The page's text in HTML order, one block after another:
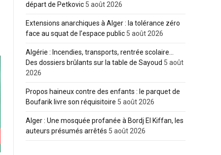
départ de Petkovic 5 août 2026
Extensions anarchiques à Alger : la tolérance zéro
face au squat de l’espace public 5 août 2026
Algérie : Incendies, transports, rentrée scolaire…
Des dossiers brûlants sur la table de Sayoud 5 août
2026
Propos haineux contre des enfants : le parquet de
Boufarik livre son réquisitoire 5 août 2026
Alger : Une mosquée profanée à Bordj El Kiffan, les
auteurs présumés arrêtés 5 août 2026